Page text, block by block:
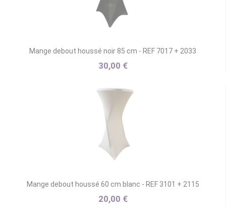
Mange debout houssé noir 85 cm - REF 7017 + 2033
30,00 €
Mange debout houssé 60 cm blanc - REF 3101 + 2115
20,00 €